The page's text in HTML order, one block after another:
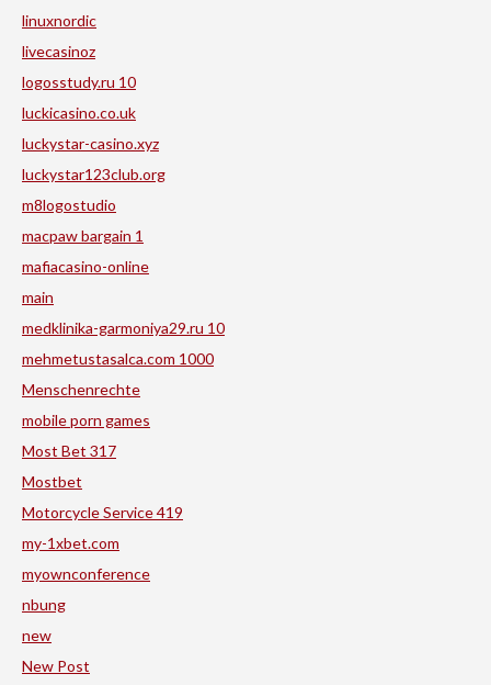
linuxnordic
livecasinoz
logosstudy.ru 10
luckicasino.co.uk
luckystar-casino.xyz
luckystar123club.org
m8logostudio
macpaw bargain 1
mafiacasino-online
main
medklinika-garmoniya29.ru 10
mehmetustasalca.com 1000
Menschenrechte
mobile porn games
Most Bet 317
Mostbet
Motorcycle Service 419
my-1xbet.com
myownconference
nbung
new
New Post